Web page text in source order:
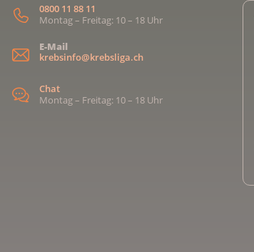
0800 11 88 11
Montag – Freitag: 10 – 18 Uhr
E-Mail
krebsinfo@krebsliga.ch
Chat
Montag – Freitag: 10 – 18 Uhr